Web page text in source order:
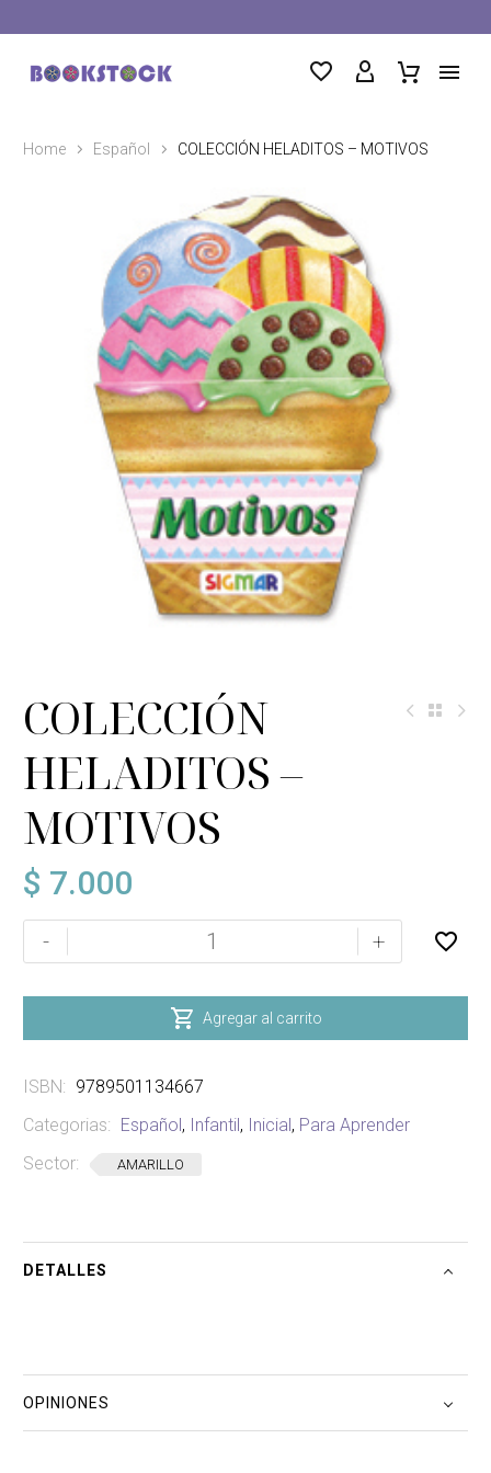
Home Español COLECCIÓN HELADITOS – MOTIVOS
COLECCIÓN
HELADITOS –
MOTIVOS
$ 7.000
-
COLECCIÓN
HELADITOS
cantidad
+
 Agregar al carrito
ISBN: 9789501134667
Categorias: Español, Infantil, Inicial, Para Aprender
Sector:
AMARILLO
DETALLES
OPINIONES